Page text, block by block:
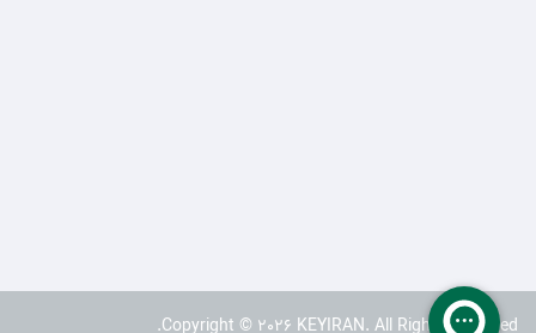
Copyright © 2026 KEYIRAN. All Rights Reserved.